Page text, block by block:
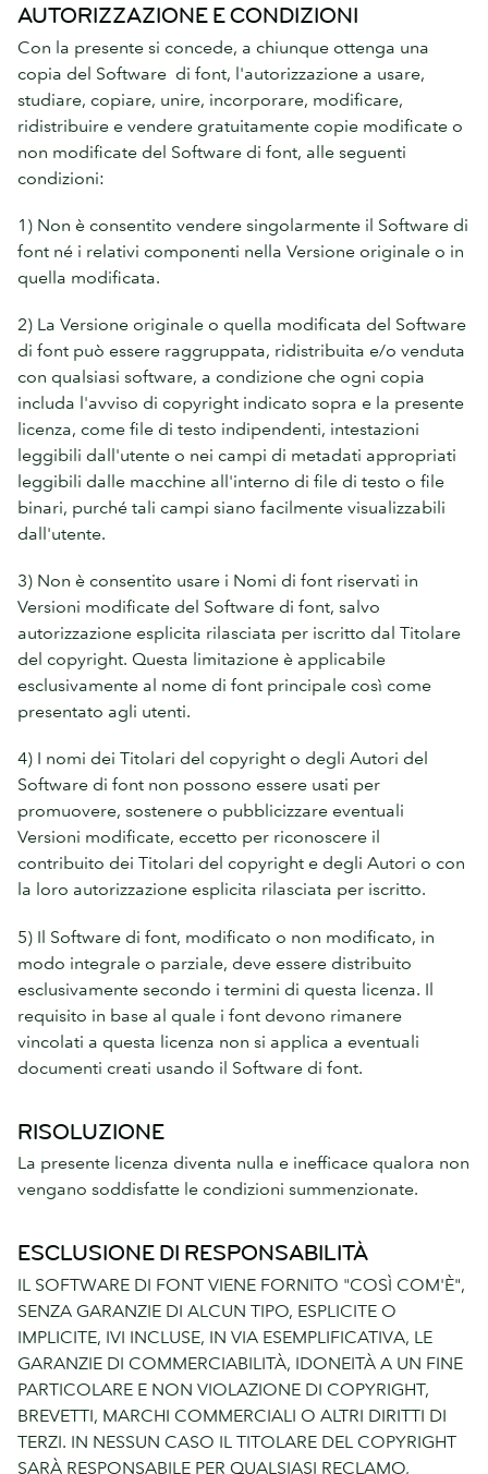
AUTORIZZAZIONE E CONDIZIONI
Con la presente si concede, a chiunque ottenga una
copia del Software di font, l'autorizzazione a usare,
studiare, copiare, unire, incorporare, modificare,
ridistribuire e vendere gratuitamente copie modificate o
non modificate del Software di font, alle seguenti
condizioni:
1) Non è consentito vendere singolarmente il Software di
font né i relativi componenti nella Versione originale o in
quella modificata.
2) La Versione originale o quella modificata del Software
di font può essere raggruppata, ridistribuita e/o venduta
con qualsiasi software, a condizione che ogni copia
includa l'avviso di copyright indicato sopra e la presente
licenza, come file di testo indipendenti, intestazioni
leggibili dall'utente o nei campi di metadati appropriati
leggibili dalle macchine all'interno di file di testo o file
binari, purché tali campi siano facilmente visualizzabili
dall'utente.
3) Non è consentito usare i Nomi di font riservati in
Versioni modificate del Software di font, salvo
autorizzazione esplicita rilasciata per iscritto dal Titolare
del copyright. Questa limitazione è applicabile
esclusivamente al nome di font principale così come
presentato agli utenti.
4) I nomi dei Titolari del copyright o degli Autori del
Software di font non possono essere usati per
promuovere, sostenere o pubblicizzare eventuali
Versioni modificate, eccetto per riconoscere il
contribuito dei Titolari del copyright e degli Autori o con
la loro autorizzazione esplicita rilasciata per iscritto.
5) Il Software di font, modificato o non modificato, in
modo integrale o parziale, deve essere distribuito
esclusivamente secondo i termini di questa licenza. Il
requisito in base al quale i font devono rimanere
vincolati a questa licenza non si applica a eventuali
documenti creati usando il Software di font.
RISOLUZIONE
La presente licenza diventa nulla e inefficace qualora non
vengano soddisfatte le condizioni summenzionate.
ESCLUSIONE DI RESPONSABILITÀ
IL SOFTWARE DI FONT VIENE FORNITO "COSÌ COM'È",
SENZA GARANZIE DI ALCUN TIPO, ESPLICITE O
IMPLICITE, IVI INCLUSE, IN VIA ESEMPLIFICATIVA, LE
GARANZIE DI COMMERCIABILITÀ, IDONEITÀ A UN FINE
PARTICOLARE E NON VIOLAZIONE DI COPYRIGHT,
BREVETTI, MARCHI COMMERCIALI O ALTRI DIRITTI DI
TERZI. IN NESSUN CASO IL TITOLARE DEL COPYRIGHT
SARÀ RESPONSABILE PER QUALSIASI RECLAMO,